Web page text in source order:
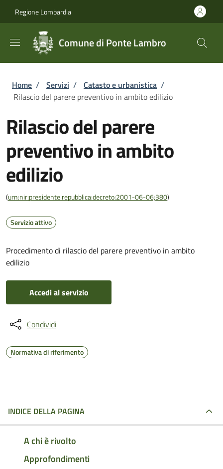
Regione Lombardia
Comune di Ponte Lambro
Briciole di pane
Home / Servizi / Catasto e urbanistica /
Rilascio del parere preventivo in ambito edilizio
Rilascio del parere
preventivo in ambito
edilizio
(urn:nir:presidente.repubblica:decreto:2001-06-06;380)
Servizio attivo
Procedimento di rilascio del parere preventivo in ambito
edilizio
Accedi al servizio
Condividi
Normativa di riferimento
INDICE DELLA PAGINA
A chi è rivolto
Approfondimenti